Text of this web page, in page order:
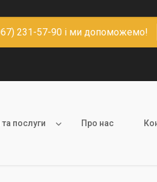
231-57-90 і ми допоможемо!
послуги Про нас